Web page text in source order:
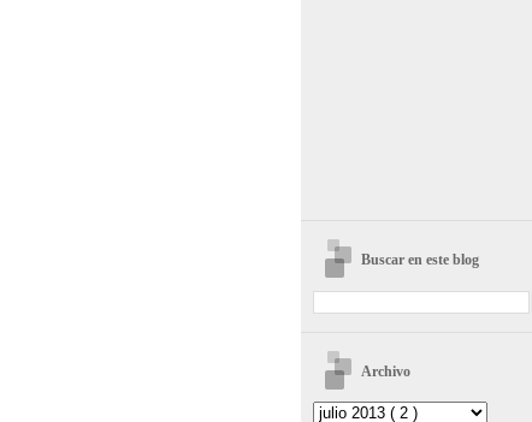
Buscar en este blog
Archivo